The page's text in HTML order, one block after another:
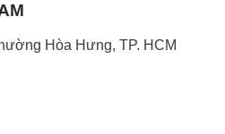
Hòa Hưng, TP. HCM